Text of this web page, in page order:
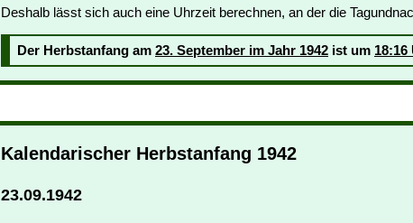
Deshalb lässt sich auch eine Uhrzeit berechnen, an der die
Der Herbstanfang am 23. September im Jahr 1942 ist um 18:16
Kalendarischer Herbstanfang 1942
23.09.1942